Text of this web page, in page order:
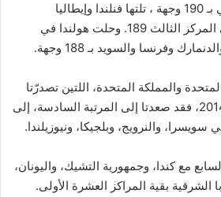
الجنوبية في المركز الثاني بـ 190 وجهة ، تلتها فنلندا وإيطاليا
ولوكسمبورغ وإسبانيا في المركز الثالث 189. وحلت هولندا في
وفرنسا والسويد بـ 188 وجهة.
والمملكة المتحدة، اللتين تصدرّتا
قائمة هذا التصنيف عام 2014، فقد صعدتا إلى المرتبة السادسة، إلى
والنرويج، وبلجيكا، ونيوزيلندا.
مع كندا، وجمهورية التشيك، واليونان،
بقية المراكز العشرة الأولى.